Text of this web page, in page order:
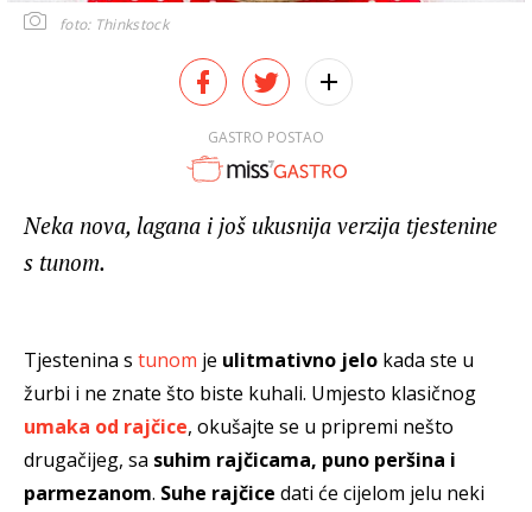
foto: Thinkstock
GASTRO POSTAO
Neka nova, lagana i još ukusnija verzija tjestenine
s tunom.
Tjestenina s tunom je ulitmativno jelo kada ste u
žurbi i ne znate što biste kuhali. Umjesto klasičnog
umaka od rajčice, okušajte se u pripremi nešto
drugačijeg, sa suhim rajčicama, puno peršina i
parmezanom. Suhe rajčice dati će cijelom jelu neki